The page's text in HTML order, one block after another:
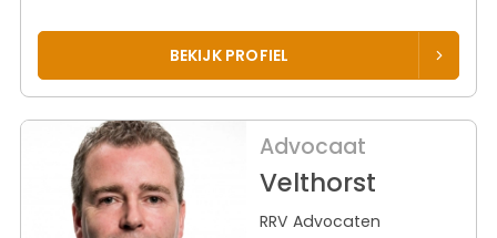
BEKIJK PROFIEL
Advocaat
Velthorst
RRV Advocaten